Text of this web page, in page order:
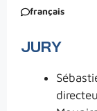
français
JURY